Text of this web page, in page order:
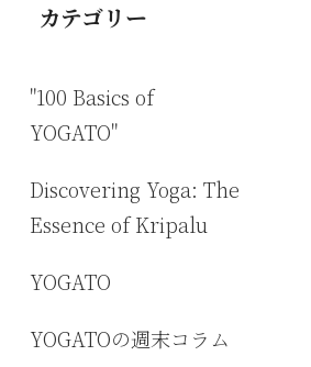
カテゴリー
"100 Basics of
YOGATO"
Discovering Yoga: The
Essence of Kripalu
YOGATO
YOGATOの週末コラム